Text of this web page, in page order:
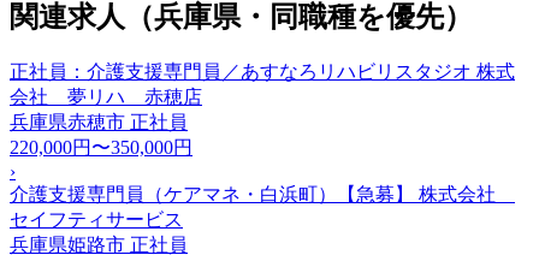
関連求人（兵庫県・同職種を優先）
正社員：介護支援専門員／あすなろリハビリスタジオ 株式
会社 夢リハ 赤穂店
兵庫県赤穂市 正社員
220,000円〜350,000円
›
介護支援専門員（ケアマネ・白浜町）【急募】 株式会社
セイフティサービス
兵庫県姫路市 正社員